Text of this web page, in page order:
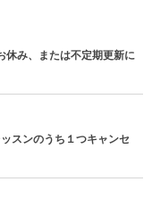
休み、または不定期更新に
スンのうち１つキャンセ